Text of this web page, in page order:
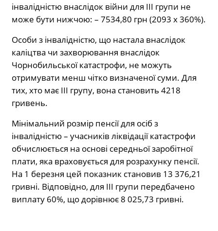
інвалідністю внаслідок війни для ІІІ групи не
може бути нижчою: – 7534,80 грн (2093 х 360%).
Особи з інвалідністю, що настала внаслідок
каліцтва чи захворювання внаслідок
Чорнобильської катастрофи, не можуть
отримувати менш чітко визначеної суми. Для
тих, хто має ІІІ групу, вона становить 4218
гривень.
Мінімальний розмір пенсії для осіб з
інвалідністю – учасників ліквідації катастрофи
обчислюється на основі середньої заробітної
плати, яка враховується для розрахунку пенсії.
На 1 березня цей показник становив 13 376,21
гривні. Відповідно, для ІІІ групи передбачено
виплату 60%, що дорівнює 8 025,73 гривні.